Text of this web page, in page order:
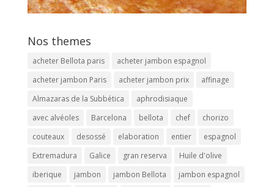
Nos themes
acheter Bellota paris
acheter jambon espagnol
acheter jambon Paris
acheter jambon prix
affinage
Almazaras de la Subbética
aphrodisiaque
avec alvéoles
Barcelona bellota chef
chorizo
couteaux
desossé elaboration entier
espagnol
Extremadura
Galice gran reserva
Huile d'olive
iberique
jambon jambon Bellota
jambon espagnol